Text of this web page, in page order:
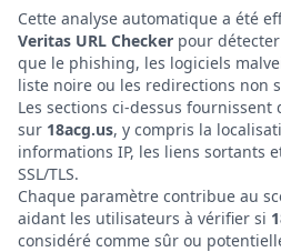
Cette analyse automatique a été
Veritas URL Checker pour
que le phishing, les logiciels
liste noire ou les redirections non
Les sections ci-dessus
sur 18acg.us, y compris la
informations IP, les liens sortants
SSL/TLS.
Chaque paramètre contribue au
aidant les utilisateurs à vérifier si
considéré comme sûr ou